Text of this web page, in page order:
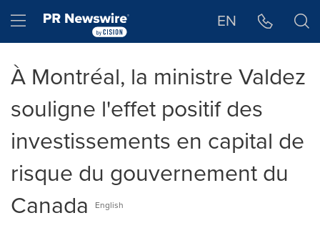
Hamburger menu EN
À Montréal, la ministre Valdez
souligne l'effet positif des
investissements en capital de
risque du gouvernement du
Canada
English